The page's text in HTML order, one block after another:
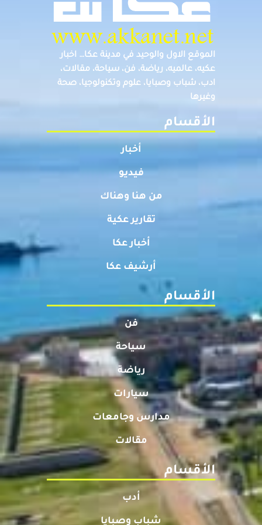
الموقع الاول والوحيد في مدينة عكا… اخبار
عكيه، عالميه، رياضة، فن، سياحة، مقالات،
ادب، شباب وصبايا، علوم وتكنولوجيا، صحة
وغيرها
الأقسام
أخبار
فيديو
من هنا وهناك
تقارير عكية
أخبار عكا
أرشيف عكا
الأقسام
فن
سياحة
رياضة
سيارات
مدارس وجامعات
مقالات
الأقسام
أدب
شباب وصبايا